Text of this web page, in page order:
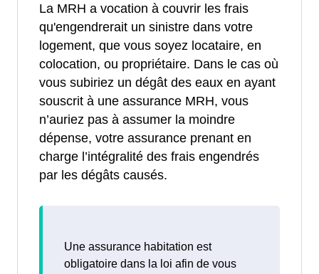
La MRH a vocation à couvrir les frais
qu'engendrerait un sinistre dans votre
logement, que vous soyez locataire, en
colocation, ou propriétaire. Dans le cas où
vous subiriez un dégât des eaux en ayant
souscrit à une assurance MRH, vous
n’auriez pas à assumer la moindre
dépense, votre assurance prenant en
charge l’intégralité des frais engendrés
par les dégâts causés.
Une assurance habitation est
obligatoire dans la loi afin de vous